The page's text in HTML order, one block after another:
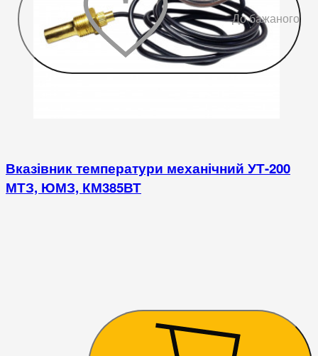
До бажаного
Вказівник температури механічний УТ-200
МТЗ, ЮМЗ, КМ385ВТ